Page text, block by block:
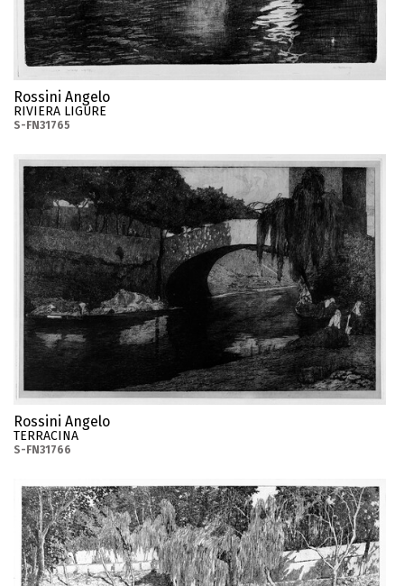
Rossini Angelo
RIVIERA LIGURE
S-FN31765
Rossini Angelo
TERRACINA
S-FN31766